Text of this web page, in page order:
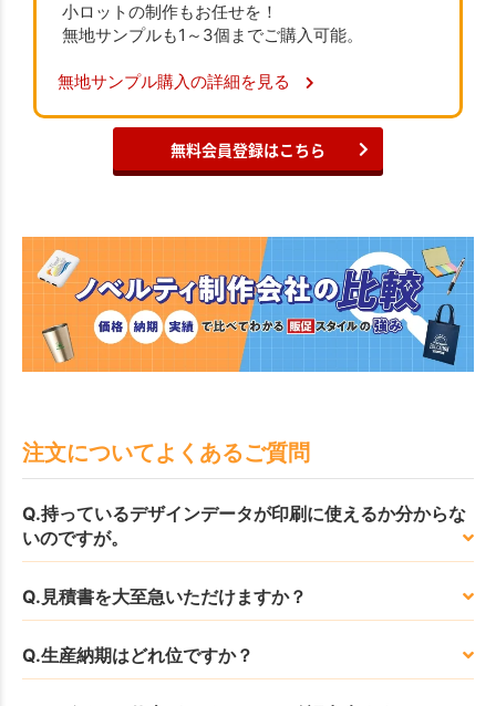
小ロットの制作もお任せを！
無地サンプルも1～3個までご購入可能。
無地サンプル購入の詳細を見る
無料会員登録はこちら
注文についてよくあるご質問
Q.持っているデザインデータが印刷に使えるか分からな
いのですが。
Q.見積書を大至急いただけますか？
Q.生産納期はどれ位ですか？